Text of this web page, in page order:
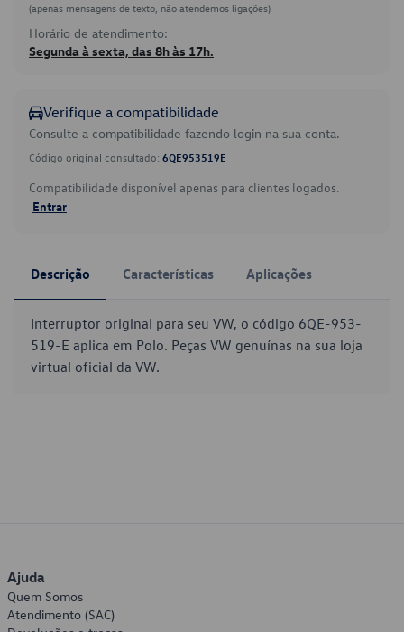
(apenas mensagens de texto, não atendemos ligações)
Horário de atendimento:
Segunda à sexta, das 8h às 17h.
Verifique a compatibilidade
Consulte a compatibilidade fazendo login na sua conta.
Código original consultado: 6QE953519E
Compatibilidade disponível apenas para clientes logados.
Entrar
Descrição Características Aplicações
Interruptor original para seu VW, o código 6QE-953-
519-E aplica em Polo. Peças VW genuínas na sua loja
virtual oficial da VW.
Ajuda
Quem Somos
Atendimento (SAC)